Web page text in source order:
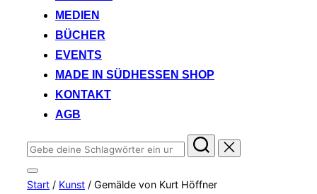
MEDIEN
BÜCHER
EVENTS
MADE IN SÜDHESSEN SHOP
KONTAKT
AGB
Suchen
nach:
Seitenleiste
&
Start / Kunst / Gemälde von Kurt Höffner